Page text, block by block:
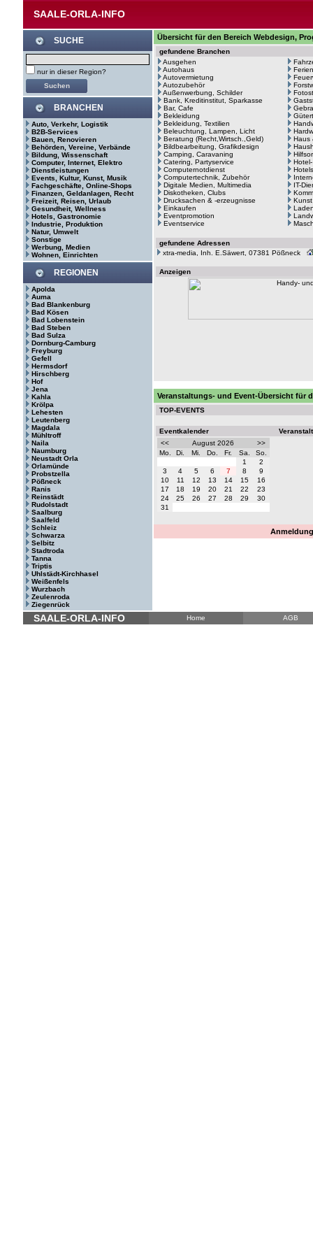
SAALE-ORLA-INFO
SUCHE
nur in dieser Region?
BRANCHEN
Auto, Verkehr, Logistik
B2B-Services
Bauen, Renovieren
Behörden, Vereine, Verbände
Bildung, Wissenschaft
Computer, Internet, Elektro
Dienstleistungen
Events, Kultur, Kunst, Musik
Fachgeschäfte, Online-Shops
Finanzen, Geldanlagen, Recht
Freizeit, Reisen, Urlaub
Gesundheit, Wellness
Hotels, Gastronomie
Industrie, Produktion
Natur, Umwelt
Sonstige
Werbung, Medien
Wohnen, Einrichten
REGIONEN
Apolda
Auma
Bad Blankenburg
Bad Kösen
Bad Lobenstein
Bad Steben
Bad Sulza
Dornburg-Camburg
Freyburg
Gefell
Hermsdorf
Hirschberg
Hof
Jena
Kahla
Krölpa
Lehesten
Leutenberg
Magdala
Mühltroff
Naila
Naumburg
Neustadt Orla
Orlamünde
Probstzella
Pößneck
Ranis
Reinstädt
Rudolstadt
Saalburg
Saalfeld
Schleiz
Schwarza
Selbitz
Stadtroda
Tanna
Triptis
Uhlstädt-Kirchhasel
Weißenfels
Wurzbach
Zeulenroda
Ziegenrück
Übersicht für den Bereich Webdesign,
gefundene Branchen
Ausgehen
Autohaus
Autovermietung
Autozubehör
Außenwerbung, Schilder
Bank, Kreditinstitut, Sparkasse
Bar, Cafe
Bekleidung
Bekleidung, Textilien
Beleuchtung, Lampen, Licht
Beratung (Recht,Wirtsch.,Geld)
Bildbearbeitung, Grafikdesign
Camping, Caravaning
Catering, Partyservice
Computernotdienst
Computertechnik, Zubehör
Digitale Medien, Multimedia
Diskotheken, Clubs
Drucksachen & -erzeugnisse
Einkaufen
Eventpromotion
Eventservice
Haus
IT-
Kunst
gefundene Adressen
xtra-media, Inh. E.Säwert, 07381 Pößneck
Anzeigen
Veranstaltungs- und Event-Übersicht für
TOP-EVENTS
Eventkalender
<<
August 2026
>>
Mo.
Di. Mi. Do. Fr. Sa.
So.
1
2
3
4 5 6 7 8
9
10
11 12 13 14 15
16
17
18 19 20 21 22
23
24
25 26 27 28 29
30
31
SAALE-ORLA-INFO Home AGB